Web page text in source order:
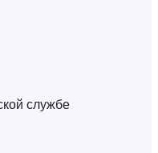
службе